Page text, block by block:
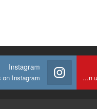
Join us on Youtube
Instagram